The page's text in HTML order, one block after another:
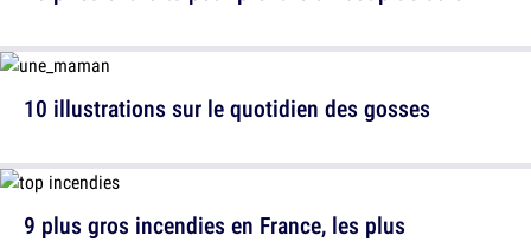
9 plus gros incendies en France, les plus
10 illustrations sur le quotidien des gosses